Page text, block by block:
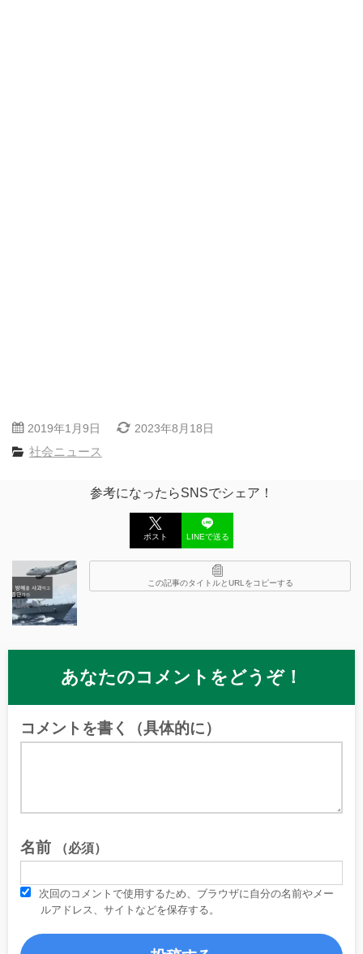
2019年1月9日 2023年8月18日
社会ニュース
参考になったらSNSでシェア！
ポスト LINEで送る
この記事のタイトルとURLをコピーする
あなたのコメントをどうぞ！
コメントを書く（具体的に）
名前 （必須）
次回のコメントで使用するため、ブラウザに自分の名前やメー
ルアドレス、サイトなどを保存する。